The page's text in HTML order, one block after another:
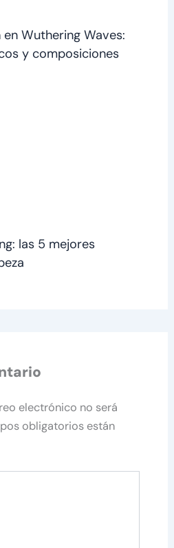
Wuthering Waves:
y composiciones
las 5 mejores
electrónico no será
obligatorios están